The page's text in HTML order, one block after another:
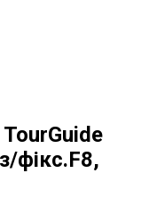
фікс.F8,